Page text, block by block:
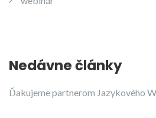
Nedávne články
Ďakujeme partnerom Jazykového